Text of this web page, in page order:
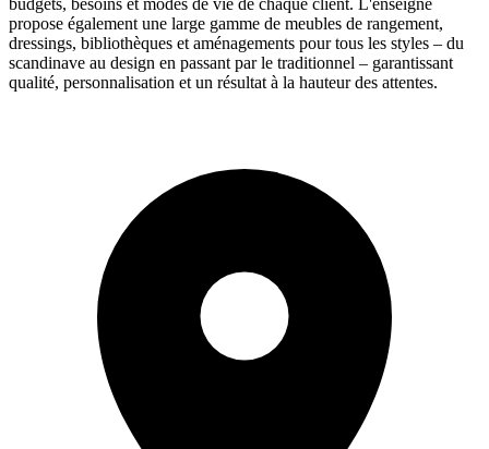
propose également une large gamme de meubles de rangement,
dressings, bibliothèques et aménagements pour tous les styles – du
scandinave au design en passant par le traditionnel – garantissant
qualité, personnalisation et un résultat à la hauteur des attentes.